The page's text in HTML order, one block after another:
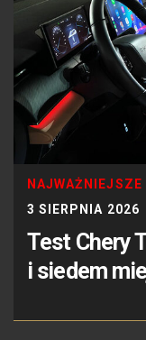
NAJWAŻNIEJSZE
3 SIERPNIA 2026
Test Chery
i siedem